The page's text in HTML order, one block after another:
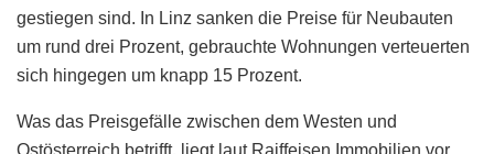
gestiegen sind. In Linz sanken die Preise für Neubauten
um rund drei Prozent, gebrauchte Wohnungen verteuerten
sich hingegen um knapp 15 Prozent.
Was das Preisgefälle zwischen dem Westen und
Ostösterreich betrifft, liegt laut Raiffeisen Immobilien vor